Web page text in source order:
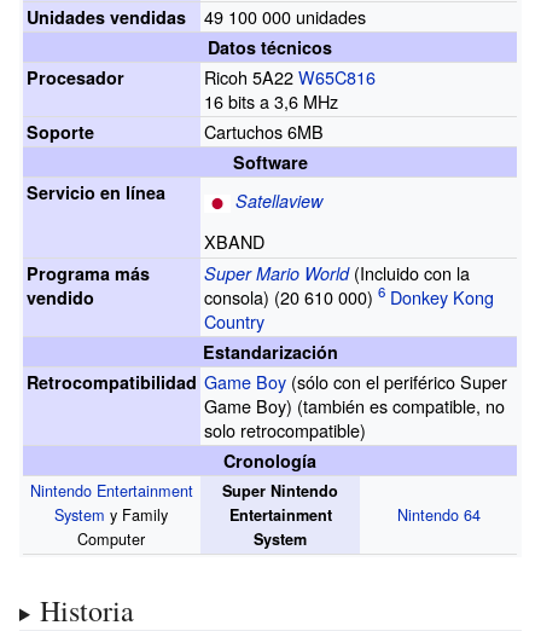
Unidades vendidas 49 100000 unidades
Datos técnicos
Procesador
Ricoh 5A22W65C816
16 bits a 3,6 MHz
Soporte Cartuchos 6MB
Software
Servicio en línea
Satellaview
XBAND
Programa más
vendido
Super Mario World(Incluido con la
consola) (20610000)
Donkey Kong
Country
Estandarización
Retrocompatibilidad Game Boy (sólo con el periférico Super
Game Boy) (también es compatible, no
solo retrocompatible)
Cronología
Nintendo Entertainment
System y Family
Computer
Super Nintendo
Entertainment
System
Nintendo 64
Historia